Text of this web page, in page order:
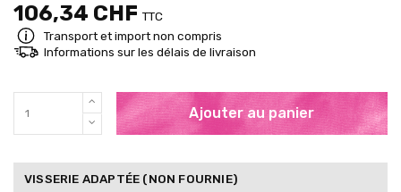
106,34 CHF TTC
Transport et import non compris
Informations sur les délais de livraison
Ajouter au panier
VISSERIE ADAPTÉE (NON FOURNIE)